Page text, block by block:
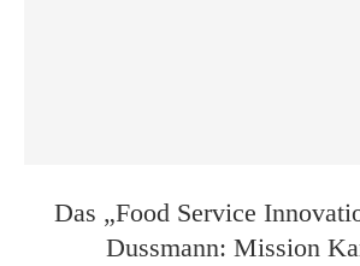
Das „Food Service
Dussmann: Mission